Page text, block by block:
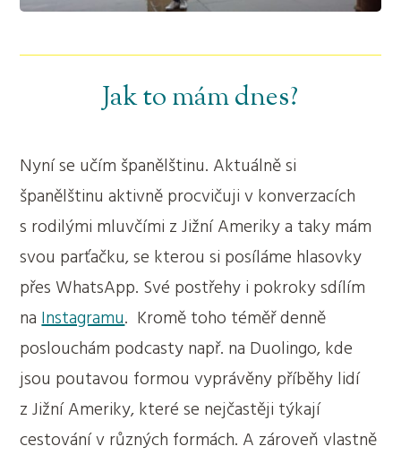
Jak to mám dnes?
Nyní se učím španělštinu. Aktuálně si
španělštinu aktivně procvičuji v konverzacích
s rodilými mluvčími z Jižní Ameriky a taky mám
svou parťačku, se kterou si posíláme hlasovky
přes WhatsApp. Své postřehy i pokroky sdílím
naInstagramu. Kromě toho téměř denně
poslouchám podcasty např. na Duolingo, kde
jsou poutavou formou vyprávěny příběhy lidí
z Jižní Ameriky, které se nejčastěji týkají
cestování v různých formách. A zároveň vlastně